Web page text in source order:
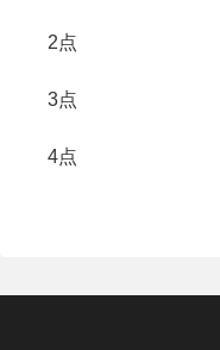
2点
3点
4点